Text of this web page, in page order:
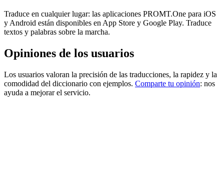
Traduce en cualquier lugar: las aplicaciones PROMT.One para iOS
y Android están disponibles en App Store y Google Play. Traduce
textos y palabras sobre la marcha.
Opiniones de los usuarios
Los usuarios valoran la precisión de las traducciones, la rapidez y la
comodidad del diccionario con ejemplos. Comparte tu opinión: nos
ayuda a mejorar el servicio.